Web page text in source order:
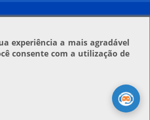
experiência a mais agradável
consente com a utilização de